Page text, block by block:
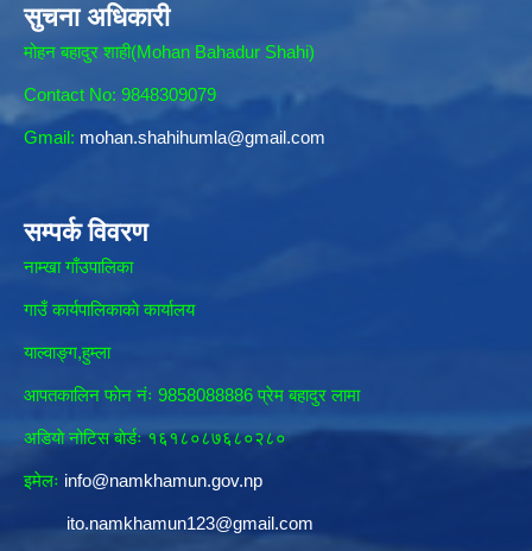
सुचना अधिकारी
मोहन बहादुर शाही(Mohan Bahadur Shahi)
Contact No: 9848309079
Gmail: mohan.shahihumla@gmail.com
सम्पर्क विवरण
नाम्खा गाँउपालिका
गाउँ कार्यपालिकाकाे कार्यालय
याल्वाङ्ग,हुम्ला
आपतकालिन फाेन नंः 9858088886 प्रेम बहादुर लामा
अडियाे नोटिस बाेर्डः १६१८०८७६८०२८०
इमेलः info@namkhamun.gov.np
ito.namkhamun123@gmail.com